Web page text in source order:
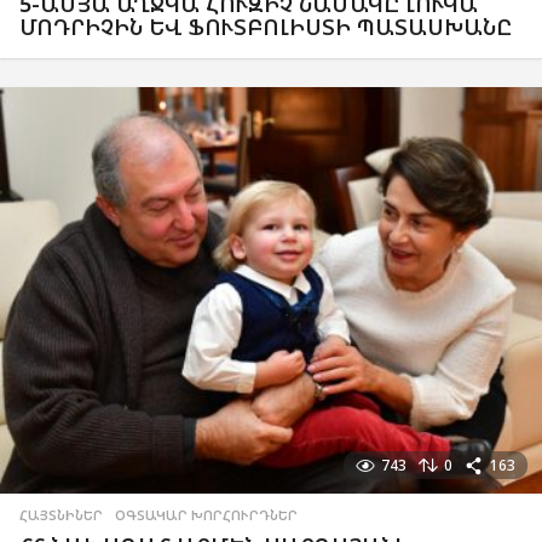
ՄՈԴՐԻՉԻՆ ԵՎ ՖՈՒՏԲՈԼԻՍՏԻ ՊԱՏԱՍԽԱՆԸ
743 0 163
ՀԱՅՏՆԻՆԵՐ ,ՕԳՏԱԿԱՐ ԽՈՐՀՈՒՐԴՆԵՐ